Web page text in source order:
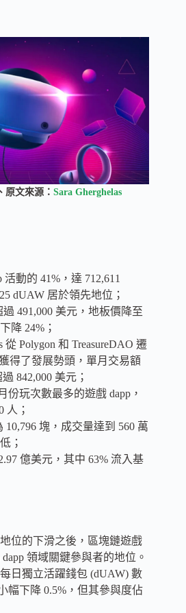
、原文來源： Sara Gherghelas
動的 41%，達 712,611
dUAW 居於領先地位；
491,000 美元，地板價降至
降 24%；
從 Polygon 和 TreasureDAO 遷
得了發展勢頭，單月交易額
842,000 美元；
份玩次數最多的遊戲 dapp，
人；
10,796 塊，成交量達到 560 萬
；
億美元，其中 63% 流入基
位的下滑之後，區塊鏈遊戲
領域關鍵參與者的地位。
日獨立活躍錢包 (dUAW) 數
幅下降 0.5%，但其參與度佔